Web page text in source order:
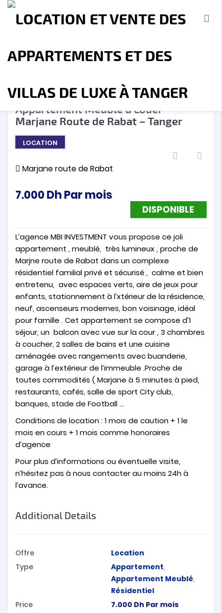
Accueil Vente
Terrains Location de Vacances
❮ ❯
Appartement Meublé à Louer –
Marjane Route de Rabat – Tanger
LOCATION
Marjane route de Rabat
7.000DhPar mois
DISPONIBLE
L’agence MBI INVESTMENT vous propose ce joli
appartement , meublé, très lumineux , proche de
Marjne route de Rabat dans un complexe
résidentiel familial privé et sécurisé , calme et bien
entretenu, avec espaces verts, aire de jeux pour
enfants, stationnement à l’xtérieur de la résidence,
neuf, ascenseurs modernes, bon voisinage, idéal
pour famille . Cet appartement se compose d’1
séjour, un balcon avec vue sur la cour , 3 chambres
à coucher, 2 salles de bains et une cuisine
aménagée avec rangements avec buanderie,
garage à l’extérieur de l’immeuble .Proche de
toutes commodités ( Marjane à 5 minutes à pied,
restaurants, cafés, salle de sport City club,
banques, stade de Football …
Conditions de location : 1 mois de caution + 1 le
mois en cours + 1 mois comme honoraires
d’agence
Pour plus d’informations ou éventuelle visite,
n’hésitez pas à nous contacter au moins 24h à
l’avance.
Additional Details
Offre
Location
Type
Appartement,
Appartement Meublé,
Résidentiel
Price
7.000 Dh Par mois